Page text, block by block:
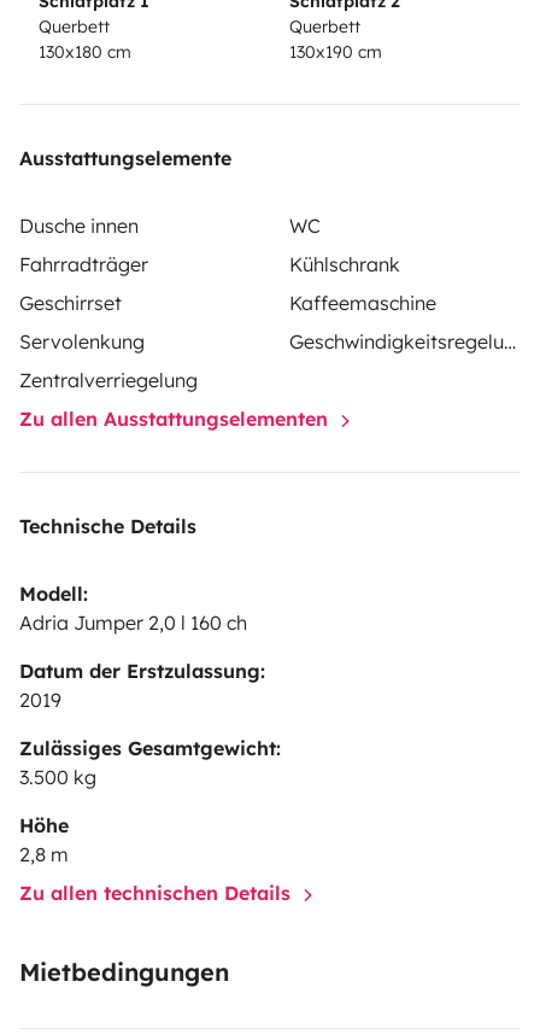
Querbett
130x180 cm
Querbett
130x190 cm
Ausstattungselemente
Dusche innen
WC
Fahrradträger
Kühlschrank
Geschirrset
Kaffeemaschine
Servolenkung
Geschwindigkeitsregelung
Zentralverriegelung
Zu allen Ausstattungselementen
Technische Details
Modell:
Adria Jumper 2,0 l 160 ch
Datum der Erstzulassung:
2019
Zulässiges Gesamtgewicht:
3.500 kg
Höhe
2,8 m
Zu allen technischen Details
Mietbedingungen